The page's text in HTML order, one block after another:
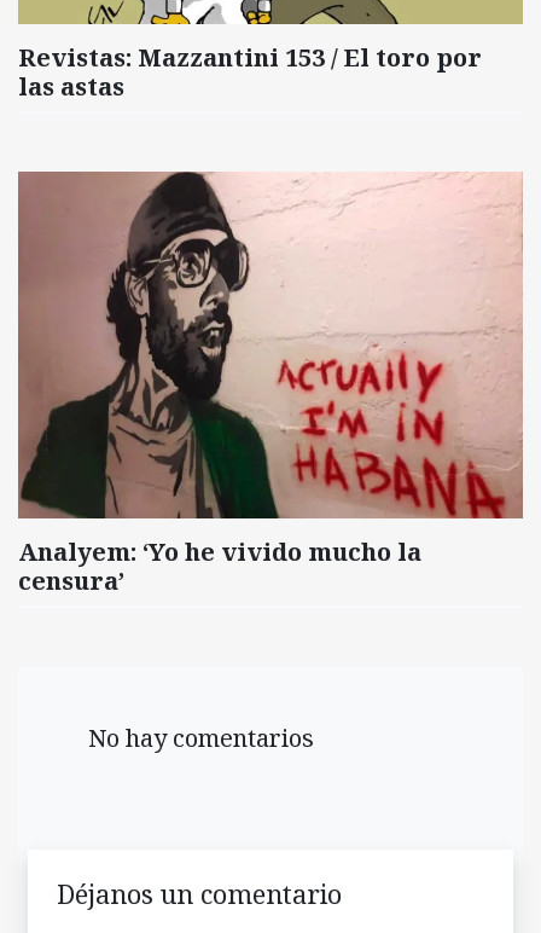
Revistas: Mazzantini 153 / El toro por
las astas
Analyem: ‘Yo he vivido mucho la
censura’
No hay comentarios
Déjanos un comentario